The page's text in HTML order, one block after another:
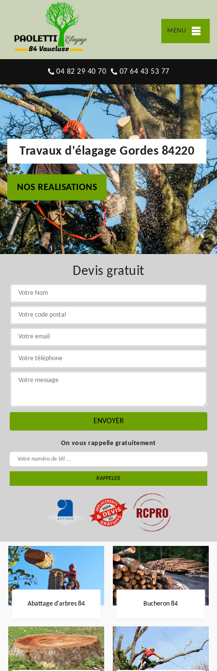
MENU
04 82 29 40 70 07 64 43 53 77
Travaux d'élagage Gordes 84220
NOS REALISATIONS
Devis gratuit
On vous rappelle gratuitement
Abattage d'arbres 84 Bucheron 84